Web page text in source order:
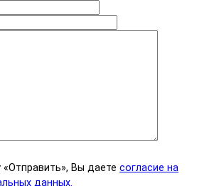
Вы даете согласие на
данных.